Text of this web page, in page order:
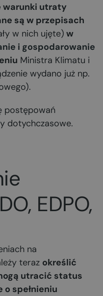
warunki utraty
są w przepisach
w nich ujęte) w
i gospodarowanie
Ministra Klimatu i
wydano już np.
postępowań
dotychczasowe.
EDPO,
na
teraz określić
utracić status
spełnieniu